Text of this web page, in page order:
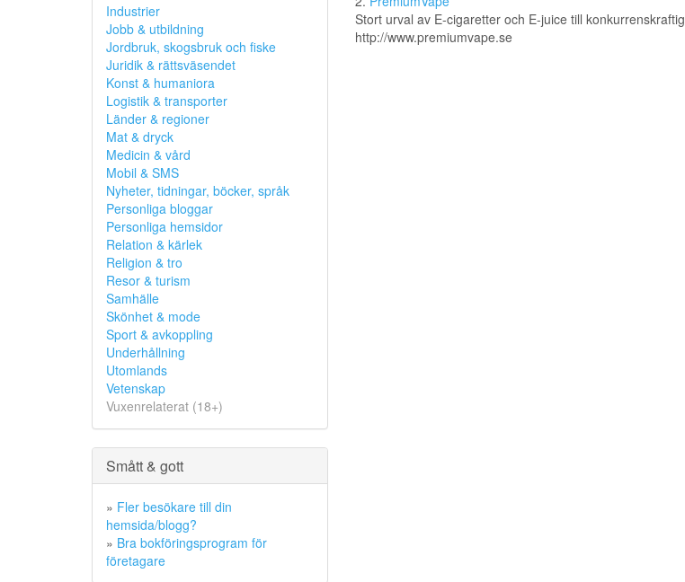
Industrier
Jobb & utbildning
Jordbruk, skogsbruk och fiske
Juridik & rättsväsendet
Konst & humaniora
Logistik & transporter
Länder & regioner
Mat & dryck
Medicin & vård
Mobil & SMS
Nyheter, tidningar, böcker, språk
Personliga bloggar
Personliga hemsidor
Relation & kärlek
Religion & tro
Resor & turism
Samhälle
Skönhet & mode
Sport & avkoppling
Underhållning
Utomlands
Vetenskap
Vuxenrelaterat (18+)
Smått & gott
» Fler besökare till din
hemsida/blogg?
» Bra bokföringsprogram för
företagare
Stort urval av E-cigaretter och E-juice till
http://www.premiumvape.se